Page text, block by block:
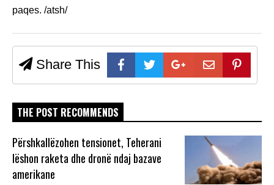
paqes. /atsh/
Share This
THE POST RECOMMENDS
Përshkallëzohen tensionet, Teherani
lëshon raketa dhe dronë ndaj bazave
amerikane